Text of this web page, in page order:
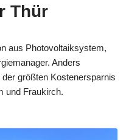
Thür
aus Photovoltaiksystem,
Anders
größten Kostenersparnis
und Fraukirch.